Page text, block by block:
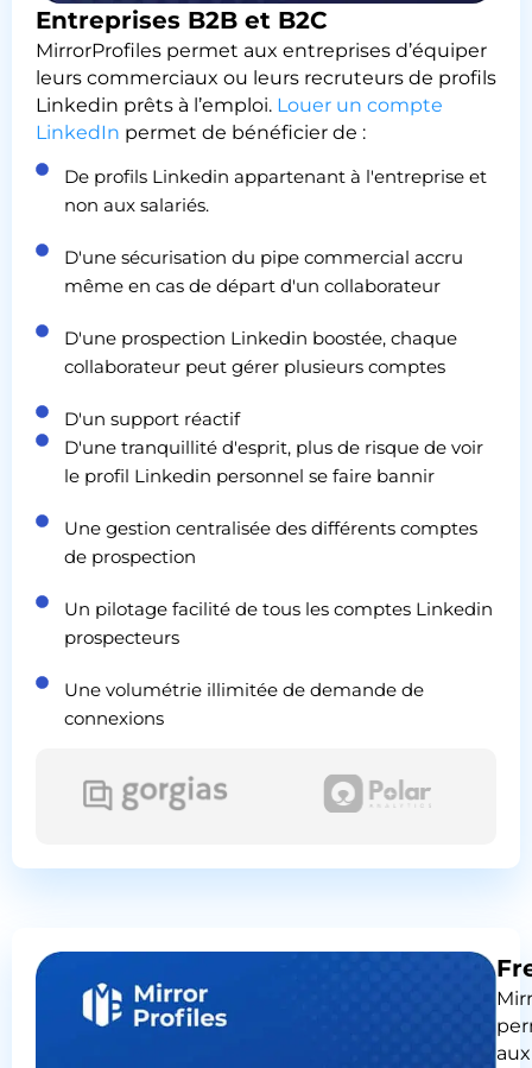
Entreprises B2B et B2C
MirrorProfiles permet aux entreprises d’équiper
leurs commerciaux ou leurs recruteurs de profils
Linkedin prêts à l’emploi. Louer un compte
LinkedIn permet de bénéficier de :
De profils Linkedin appartenant à l'entreprise et
non aux salariés.
D'une sécurisation du pipe commercial accru
même en cas de départ d'un collaborateur
D'une prospection Linkedin boostée, chaque
collaborateur peut gérer plusieurs comptes
D'un support réactif
D'une tranquillité d'esprit, plus de risque de voir
le profil Linkedin personnel se faire bannir
Une gestion centralisée des différents comptes
de prospection
Un pilotage facilité de tous les comptes Linkedin
prospecteurs
Une volumétrie illimitée de demande de
connexions
aux